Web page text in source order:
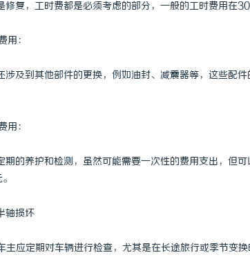
修复，工时费都是必须考虑的部分，一般的工时费用在
用：
涉及到其他部件的更换，例如油封、减震器等，这些配
用：
期的养护和检测，虽然可能需要一次性的费用支出，但
轴损坏
主应定期对车辆进行检查，尤其是在长途旅行或季节变换